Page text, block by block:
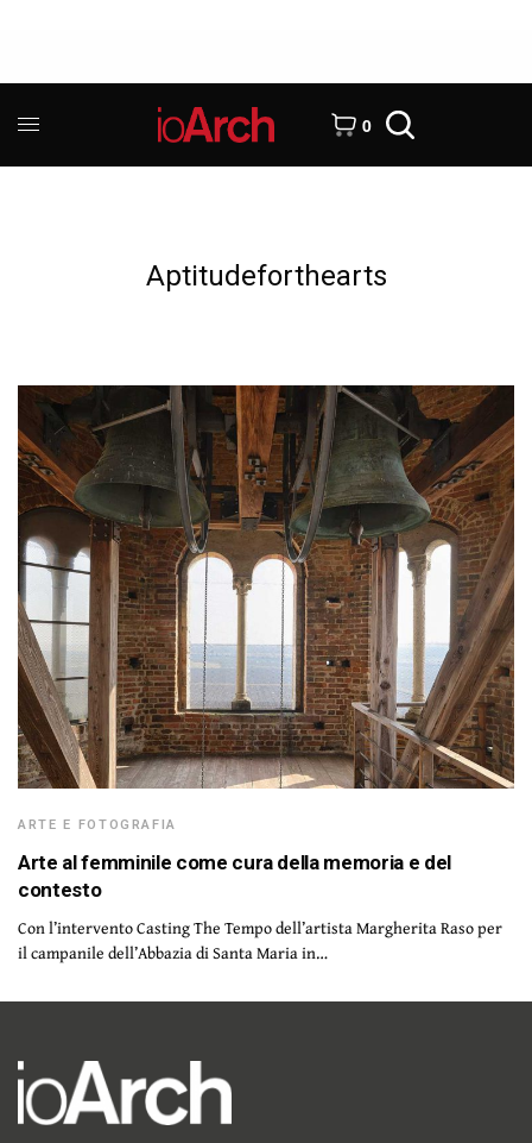
0
Aptitudeforthearts
ARTE E FOTOGRAFIA
Arte al femminile come cura della memoria e del
contesto
Con l’intervento Casting The Tempo dell’artista Margherita Raso per
il campanile dell’Abbazia di Santa Maria in…